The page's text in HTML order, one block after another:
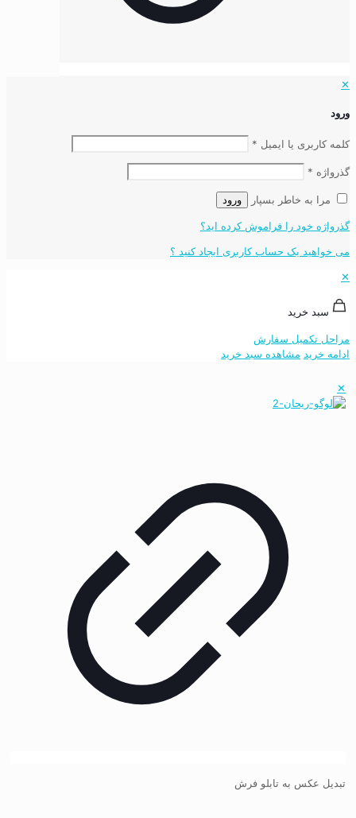
✕
ورود
کلمه کاربری یا ایمیل *
گذرواژه *
مرا به خاطر بسپار ورود
گذرواژه خود را فراموش کرده اید؟
می خواهید یک حساب کاربری ایجاد کنید ؟
✕
سبد خرید
مراحل تکمیل سفارش
ادامه خرید مشاهده سبد خرید
✕
تبدیل عکس به تابلو فرش